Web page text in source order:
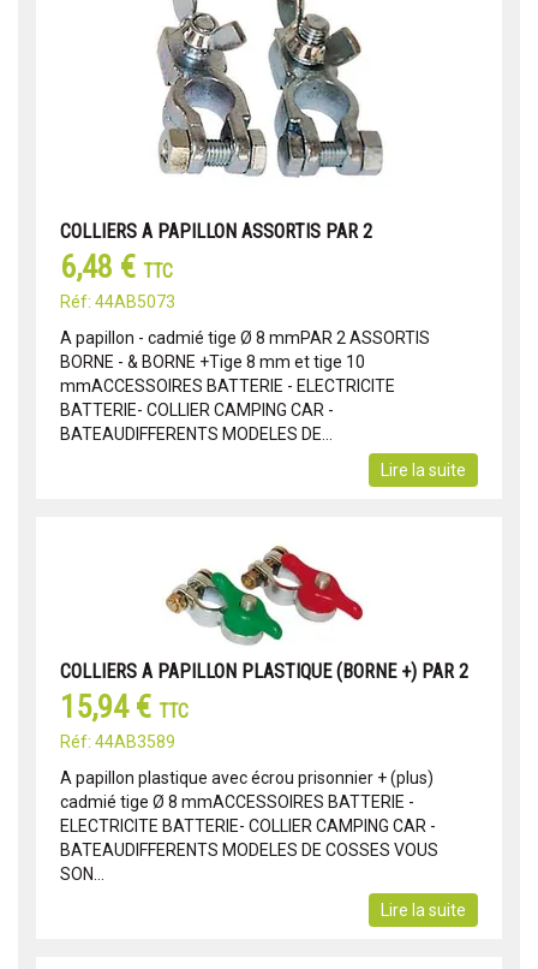
COLLIERS A PAPILLON ASSORTIS PAR 2
6,48 € TTC
Réf: 44AB5073
A papillon - cadmié tige Ø 8 mmPAR 2 ASSORTIS
BORNE - & BORNE +Tige 8 mm et tige 10
mmACCESSOIRES BATTERIE - ELECTRICITE
BATTERIE- COLLIER CAMPING CAR -
BATEAUDIFFERENTS MODELES DE...
Lire la suite
COLLIERS A PAPILLON PLASTIQUE (BORNE +) PAR 2
15,94 € TTC
Réf: 44AB3589
A papillon plastique avec écrou prisonnier + (plus)
cadmié tige Ø 8 mmACCESSOIRES BATTERIE -
ELECTRICITE BATTERIE- COLLIER CAMPING CAR -
BATEAUDIFFERENTS MODELES DE COSSES VOUS
SON...
Lire la suite